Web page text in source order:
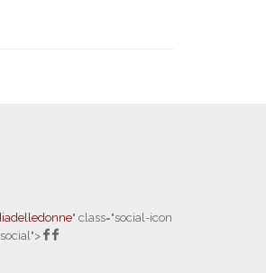
" class="social-icon